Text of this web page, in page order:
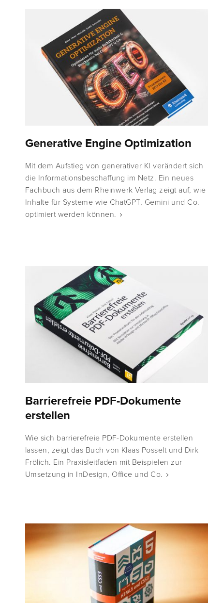
Generative Engine Optimization
Mit dem Aufstieg von generativer KI verändert sich
die Informationsbeschaffung im Netz. Ein neues
Fachbuch aus dem Rheinwerk Verlag zeigt auf, wie
Inhalte für Systeme wie ChatGPT, Gemini und Co.
optimiert werden können.
Barrierefreie PDF-Dokumente
erstellen
Wie sich barrierefreie PDF-Dokumente erstellen
lassen, zeigt das Buch von Klaas Posselt und Dirk
Frölich. Ein Praxisleitfaden mit Beispielen zur
Umsetzung in InDesign, Office und Co.